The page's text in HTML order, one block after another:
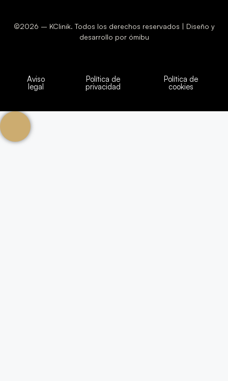
©2026 – KClinik. Todos los derechos reservados | Diseño y
desarrollo por ómibu
Aviso
legal
Política de
privacidad
Política de
cookies